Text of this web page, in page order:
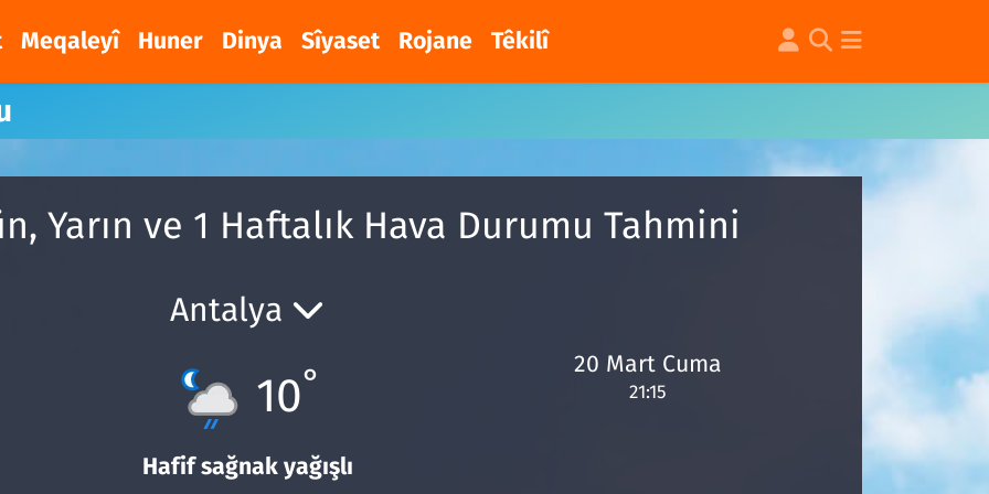
Meqaleyî Huner Dinya Sîyaset Rojane Têkilî
Yarın ve 1 Haftalık Hava Durumu Tahmini
Antalya
10°
Hafif sağnak yağışlı
20 Mart Cuma
21:15